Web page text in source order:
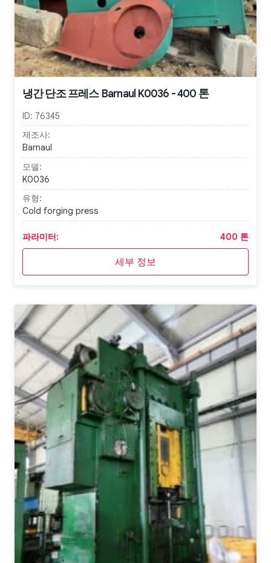
냉간 단조 프레스 Barnaul K0036 - 400 톤
ID: 76345
제조사:
Barnaul
모델:
K0036
유형:
Cold forging press
파라미터: 400 톤
세부 정보